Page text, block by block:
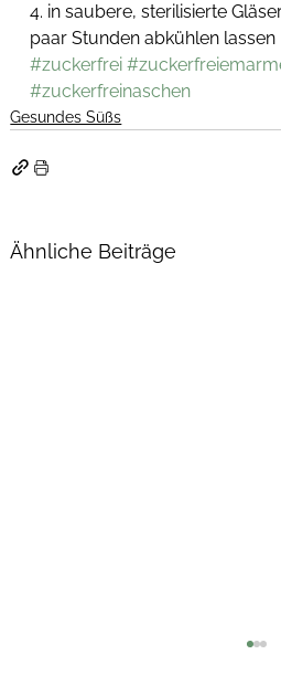
4. in saubere, sterilisierte
paar Stunden abkühlen lassen
#zuckerfrei
#zuckerfreinaschen
Gesundes Süßs
Ähnliche Beiträge